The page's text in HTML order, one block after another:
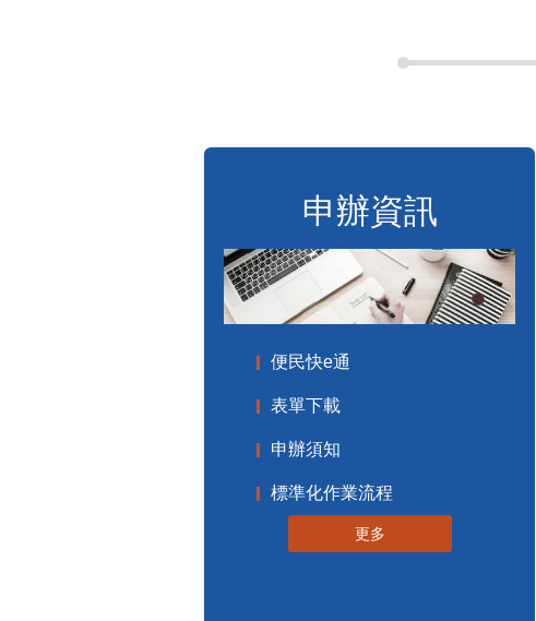
申辦資訊
便民快e通
表單下載
申辦須知
標準化作業流程
更多